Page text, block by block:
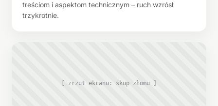
treściom i aspektom technicznym – ruch wzrósł
trzykrotnie.
[ zrzut ekranu: skup złomu ]